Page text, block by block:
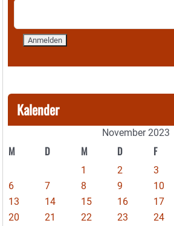
Kalender
November 2023
M D M D F
1 2 3
6
7 8 9 10
13
14 15 16 17
20
21 22 23 24